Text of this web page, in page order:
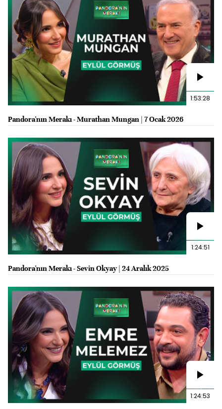
1:53:28
Pandora'nın Merakı - Murathan Mungan | 7 Ocak 2026
1:24:51
Pandora'nın Merakı - Sevin Okyay | 24 Aralık 2025
1:24:53